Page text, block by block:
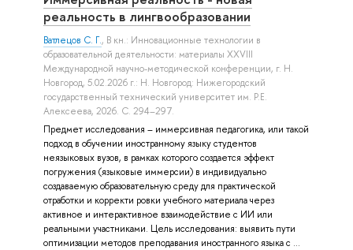
реальность в лингвообразовании
Ватлецов С. Г., В кн.: Инновационные технологии в
образовательной деятельности: материалы XXVIII
Международной научно-методической конференции, г. Н.
Новгород, 5.02.2026 г.: Н. Новгород: Нижегородский
государственный технический университет им. Р.Е.
Алексеева, 2026. С. 294–297.
Предмет исследования – иммерсивная педагогика, или такой
подход в обучении иностранному языку студентов
неязыковых вузов, в рамках которого создается эффект
погружения (языковые иммерсии) в индивидуально
создаваемую образовательную среду для практической
отработки и корректи ровки учебного материала через
активное и интерактивное взаимодействие с ИИ или
реальными участниками. Цель исследования: выявить пути
оптимизации методов преподавания иностранного языка с ...